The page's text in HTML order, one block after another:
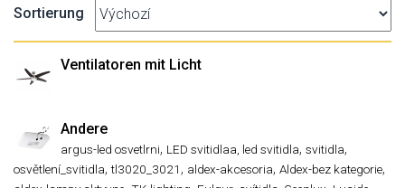
Sortierung
Ventilatoren mit Licht
Andere
argus-led osvetlrni, LED svitidlaa, led svitidla, svitidla,
osvětlení_svitidla,tl3020_3021 , aldex-akcesoria, Aldex-bez kategorie,